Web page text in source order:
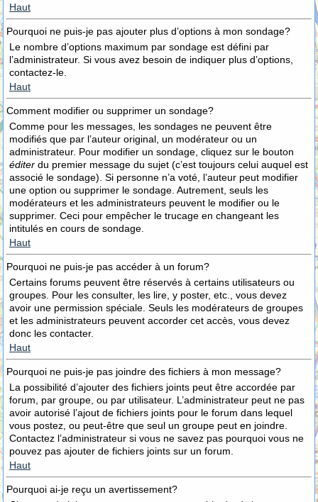
Haut
Pourquoi ne puis-je pas ajouter plus d’options à mon sondage?
Le nombre d’options maximum par sondage est défini par
l’administrateur. Si vous avez besoin de indiquer plus d’options,
contactez-le.
Haut
Comment modifier ou supprimer un sondage?
Comme pour les messages, les sondages ne peuvent être
modifiés que par l’auteur original, un modérateur ou un
administrateur. Pour modifier un sondage, cliquez sur le bouton
éditer du premier message du sujet (c’est toujours celui auquel est
associé le sondage). Si personne n’a voté, l’auteur peut modifier
une option ou supprimer le sondage. Autrement, seuls les
modérateurs et les administrateurs peuvent le modifier ou le
supprimer. Ceci pour empêcher le trucage en changeant les
intitulés en cours de sondage.
Haut
Pourquoi ne puis-je pas accéder à un forum?
Certains forums peuvent être réservés à certains utilisateurs ou
groupes. Pour les consulter, les lire, y poster, etc., vous devez
avoir une permission spéciale. Seuls les modérateurs de groupes
et les administrateurs peuvent accorder cet accès, vous devez
donc les contacter.
Haut
Pourquoi ne puis-je pas joindre des fichiers à mon message?
La possibilité d’ajouter des fichiers joints peut être accordée par
forum, par groupe, ou par utilisateur. L’administrateur peut ne pas
avoir autorisé l’ajout de fichiers joints pour le forum dans lequel
vous postez, ou peut-être que seul un groupe peut en joindre.
Contactez l’administrateur si vous ne savez pas pourquoi vous ne
pouvez pas ajouter de fichiers joints sur un forum.
Haut
Pourquoi ai-je reçu un avertissement?